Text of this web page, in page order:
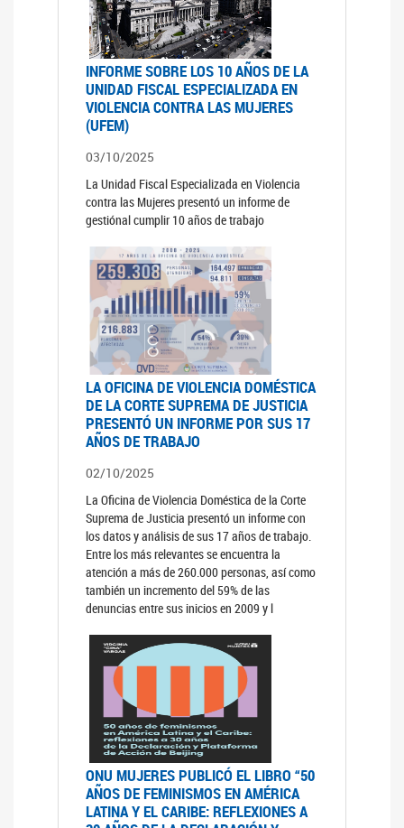
INFORME SOBRE LOS 10 AÑOS DE LA
UNIDAD FISCAL ESPECIALIZADA EN
VIOLENCIA CONTRA LAS MUJERES
(UFEM)
03/10/2025
La Unidad Fiscal Especializada en Violencia
contra las Mujeres presentó un informe de
gestiónal cumplir 10 años de trabajo
LA OFICINA DE VIOLENCIA DOMÉSTICA
DE LA CORTE SUPREMA DE JUSTICIA
PRESENTÓ UN INFORME POR SUS 17
AÑOS DE TRABAJO
02/10/2025
La Oficina de Violencia Doméstica de la Corte
Suprema de Justicia presentó un informe con
los datos y análisis de sus 17 años de trabajo.
Entre los más relevantes se encuentra la
atención a más de 260.000 personas, así como
también un incremento del 59% de las
denuncias entre sus inicios en 2009 y l
ONU MUJERES PUBLICÓ EL LIBRO “50
AÑOS DE FEMINISMOS EN AMÉRICA
LATINA Y EL CARIBE: REFLEXIONES A